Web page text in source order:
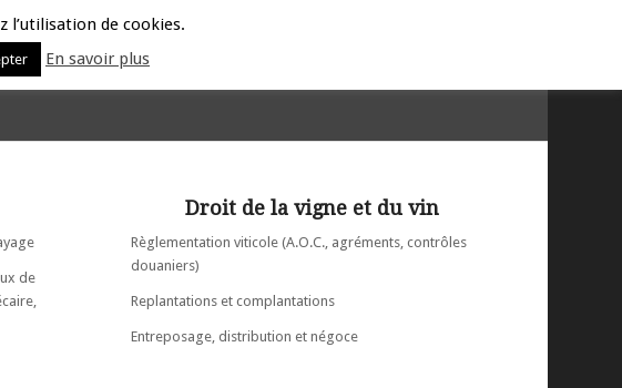
EXPERTISES
de
Droit de la vigne et du vin
Règlementation viticole (A.O.C., agréments, contrôles
douaniers)
Replantations et complantations
Entreposage, distribution et négoce
l’utilisation de cookies.
En savoir plus